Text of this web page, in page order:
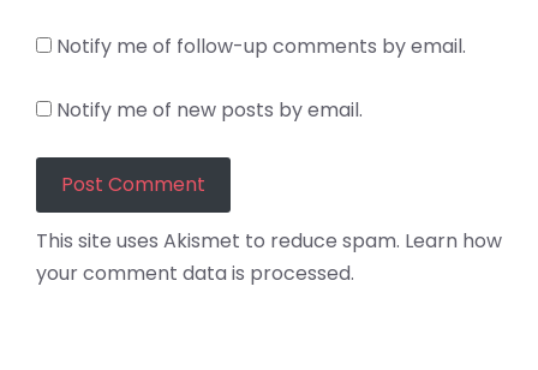
Notify me of follow-up comments by email.
Notify me of new posts by email.
This site uses Akismet to reduce spam. Learn how
your comment data is processed.